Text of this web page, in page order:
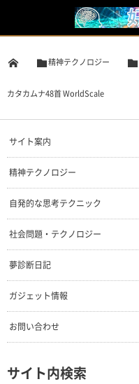
精神テクノロジー
カタカムナ48首 WorldScale
サイト案内
精神テクノロジー
自発的な思考テクニック
社会問題・テクノロジー
夢診断日記
ガジェット情報
お問い合わせ
サイト内検索